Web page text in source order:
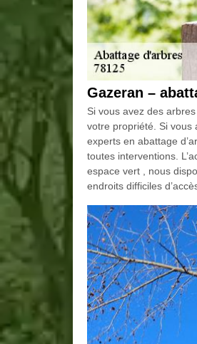
Gazeran –
Si vous avez des
votre propriété. Si vous
experts en abattage
toutes interventions.
espace vert , nous
endroits difficiles